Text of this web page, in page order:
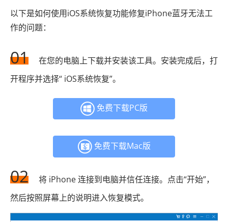
以下是如何使用iOS系统恢复功能修复iPhone蓝牙无法工
作的问题：
01
在您的电脑上下载并安装该工具。安装完成后，打
开程序并选择“ iOS系统恢复”。
免费下载PC版
免费下载Mac版
02
将 iPhone 连接到电脑并信任连接。点击“开始”，
然后按照屏幕上的说明进入恢复模式。